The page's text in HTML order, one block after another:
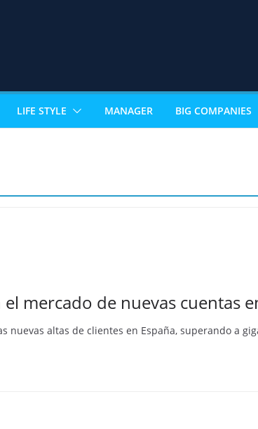
LIFE STYLE MANAGER BIG COMPANIES
mercado de nuevas cuentas
nuevas altas de clientes en España, superando a